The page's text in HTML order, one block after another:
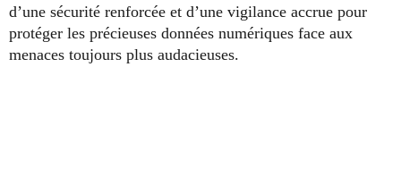
d’une sécurité renforcée et d’une vigilance accrue pour
protéger les précieuses données numériques face aux
menaces toujours plus audacieuses.